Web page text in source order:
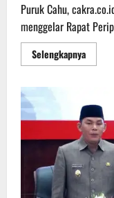
Puruk Cahu,
menggelar Rapat
SelengkapnyaRead
more
DPRD
KUA-
PPAS
APBD
2027
dari
Mura